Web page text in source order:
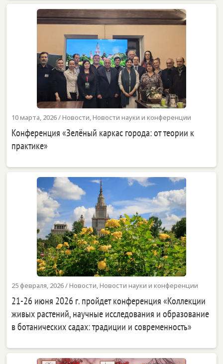
10 марта, 2026/Новости,Новости науки и конференции
Конференция «Зелёный каркас города: от теории к
практике»
25 февраля, 2026/Новости,Новости науки и конференции
21-26 июня 2026 г. пройдет конференция «Коллекции
живых растений, научные исследования и образование
в ботанических садах: традиции и современность»